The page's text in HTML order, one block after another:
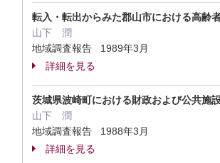
転入・転出からみた郡山市における高齢
山下 潤
地域調査報告 1989年3月
詳細を見る
茨城県波崎町における財政および公共施
山下 潤
地域調査報告 1988年3月
詳細を見る